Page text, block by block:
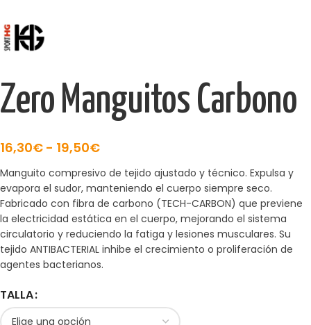
Zero Manguitos Carbono
16,30€ - 19,50€
Manguito compresivo de tejido ajustado y técnico. Expulsa y
evapora el sudor, manteniendo el cuerpo siempre seco.
Fabricado con fibra de carbono (TECH-CARBON) que previene
la electricidad estática en el cuerpo, mejorando el sistema
circulatorio y reduciendo la fatiga y lesiones musculares. Su
tejido ANTIBACTERIAL inhibe el crecimiento o proliferación de
agentes bacterianos.
TALLA